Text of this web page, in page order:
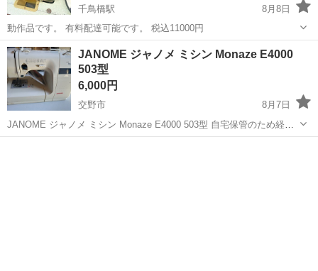
千鳥橋駅
8月8日
動作品です。 有料配達可能です。 税込11000円
大阪 大阪市
JANOME ジャノメ ミシン Monaze E4000
503型
6,000円
交野市
8月7日
JANOME ジャノメ ミシン Monaze E4000 503型 自宅保管のため経年
劣化による色褪せ傷などあります。 写真が全てとなります。 高性能マ